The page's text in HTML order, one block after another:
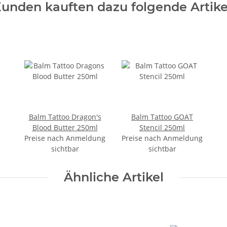
kauften dazu folgende
Balm Tattoo Dragon's
Blood Butter 250ml
Preise nach Anmeldung
sichtbar
Balm Tattoo GOAT
Stencil 250ml
Preise nach Anmeldung
sichtbar
Ähnliche Artikel